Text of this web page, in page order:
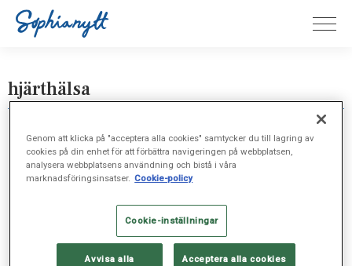
hjärthälsa
Genom att klicka på "acceptera alla cookies" samtycker du till lagring av
cookies på din enhet för att förbättra navigeringen på webbplatsen,
analysera webbplatsens användning och bistå i våra
marknadsföringsinsatser. Cookie-policy
Cookie-inställningar
Avvisa alla Acceptera alla cookies